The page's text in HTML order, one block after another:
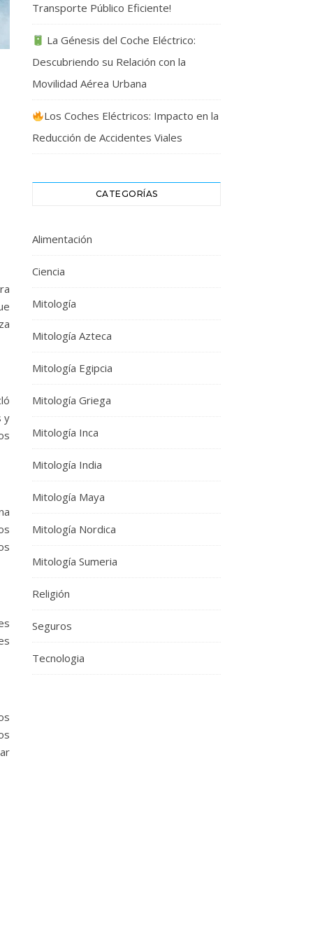
y
Transporte Público Eficiente!
La Génesis del Coche Eléctrico:
Descubriendo su Relación con la
Movilidad Aérea Urbana
Los Coches Eléctricos: Impacto en la
Reducción de Accidentes Viales
CATEGORÍAS
Alimentación
Ciencia
Mitología
Mitología Azteca
Mitología Egipcia
Mitología Griega
Mitología Inca
Mitología India
Mitología Maya
Mitología Nordica
Mitología Sumeria
Religión
Seguros
Tecnologia